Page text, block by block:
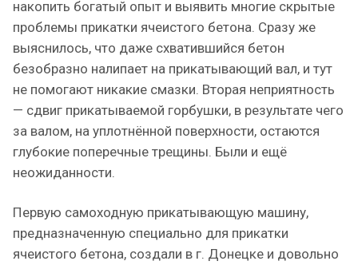
накопить богатый опыт и выявить многие скрытые
проблемы прикатки ячеистого бетона. Сразу же
выяснилось, что даже схватившийся бетон
безобразно налипает на прикатывающий вал, и тут
не помогают никакие смазки. Вторая неприятность
— сдвиг прикатываемой горбушки, в результате чего
за валом, на уплотнённой поверхности, остаются
глубокие поперечные трещины. Были и ещё
неожиданности.
Первую самоходную прикатывающую машину,
предназначенную специально для прикатки
ячеистого бетона, создали в г. Донецке и довольно